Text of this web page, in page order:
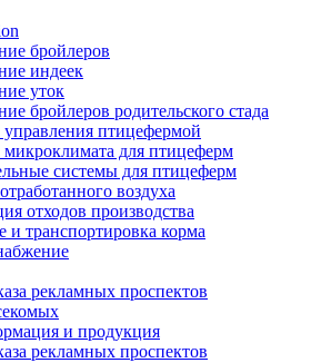
бройлеров
индеек
уток
бройлеров родительского стада
птицефермой
для птицеферм
системы для птицеферм
воздуха
отходов производства
и транспортировка корма
рекламных проспектов
и продукция
рекламных проспектов